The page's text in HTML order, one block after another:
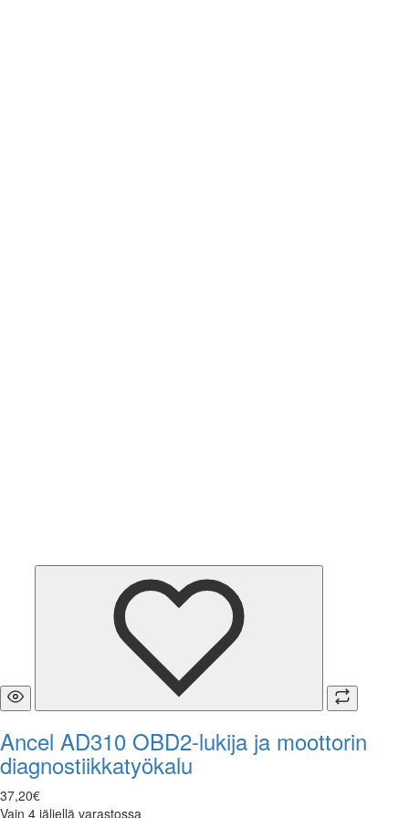
Ancel AD310 OBD2-lukija ja moottorin
diagnostiikkatyökalu
37,20€
Vain 4 jäljellä varastossa